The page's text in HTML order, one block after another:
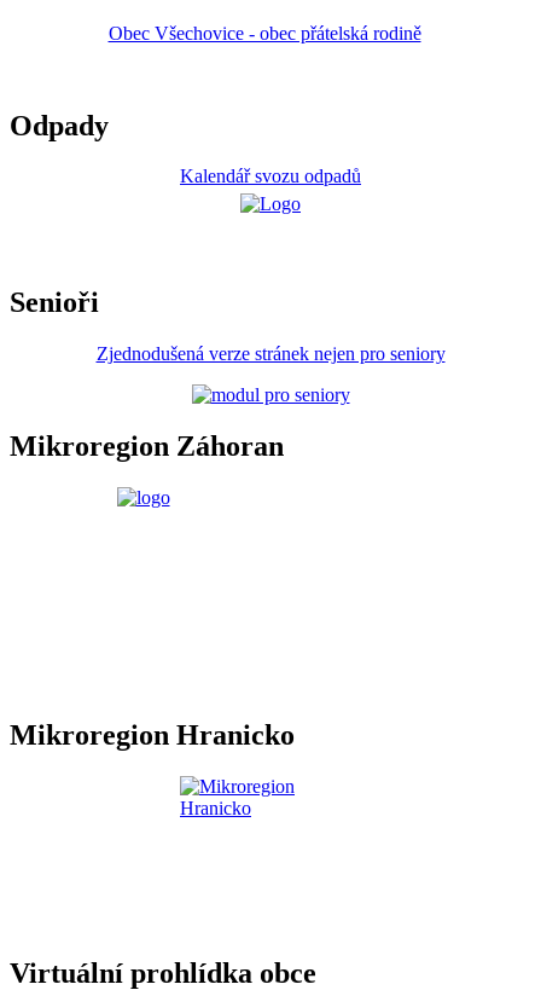
Obec Všechovice - obec přátelská rodině
Odpady
Kalendář svozu odpadů
Senioři
Zjednodušená verze stránek nejen pro seniory
Mikroregion Záhoran
Mikroregion Hranicko
Virtuální prohlídka obce